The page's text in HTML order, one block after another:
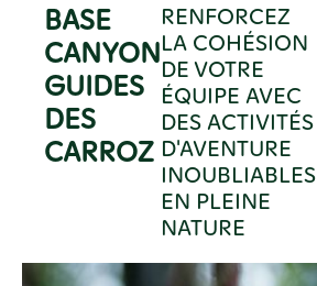
BASE
CANYON
GUIDES
DES
CARROZ
RENFORCEZ
LA COHÉSION
DE VOTRE
ÉQUIPE AVEC
DES ACTIVITÉS
D'AVENTURE
INOUBLIABLES
EN PLEINE
NATURE